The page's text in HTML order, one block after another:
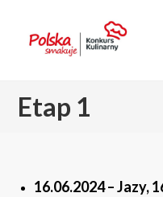
Etap 1
16.06.2024– Jazy,